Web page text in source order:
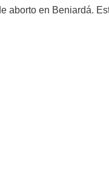
aborto en Beniardá.